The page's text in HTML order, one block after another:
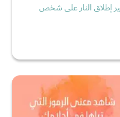
إطلاق النار على شخص